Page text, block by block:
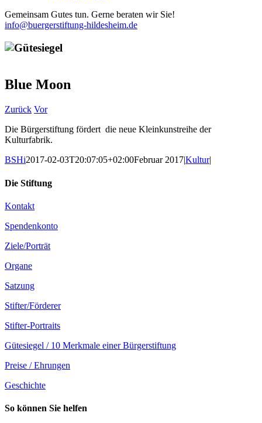
Gemeinsam Gutes tun. Gerne beraten wir Sie!
info@buergerstiftung-hildesheim.de
Blue Moon
Zurück Vor
Die Bürgerstiftung fördert die neue Kleinkunstreihe der
Kulturfabrik.
BSHi2017-02-03T20:07:05+02:00Februar 2017|Kultur|
Die Stiftung
Kontakt
Spendenkonto
Ziele/Porträt
Organe
Satzung
Stifter/Förderer
Stifter-Portraits
Gütesiegel / 10 Merkmale einer Bürgerstiftung
Preise / Ehrungen
Geschichte
So können Sie helfen